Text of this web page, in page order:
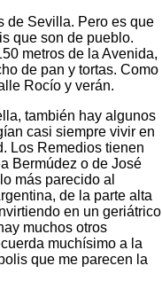
de Sevilla. Pero es que
que son de pueblo.
metros de la Avenida,
de pan y tortas. Como
Rocío y verán.
también hay algunos
casi siempre vivir en
Los Remedios tienen
Bermúdez o de José
más parecido al
de la parte alta
en un geriátrico
muchos otros
muchísimo a la
que me parecen la